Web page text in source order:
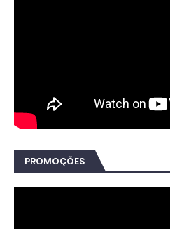
PROMOÇÕES